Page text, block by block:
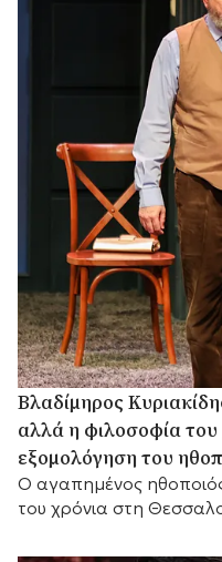
Βλαδίμηρος
αλλά η φιλοσοφία του
εξομολόγηση του
Ο αγαπημένος
του χρόνια στη